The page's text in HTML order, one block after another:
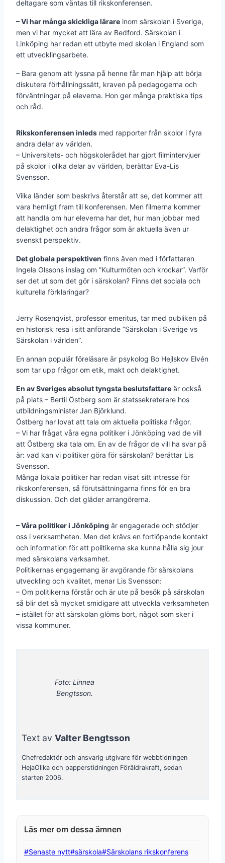
deltagare som väntas till rikskonferensen.
– Vi har många skickliga lärare inom särskolan i Sverige,
men vi har mycket att lära av Bedford. Särskolan i
Linköping har redan ett utbyte med skolan i England som
ett utvecklingsarbete.
– Bara genom att lyssna på henne får man hjälp att börja
diskutera förhållningssätt, kraven på pedagogerna och
förväntningar på eleverna. Hon ger många praktiska tips
och råd.
Rikskonferensen inleds med rapporter från skolor i fyra
andra delar av världen.
– Universitets- och högskolerådet har gjort filmintervjuer
på skolor i olika delar av världen, berättar Eva-Lis
Svensson.
Vilka länder som beskrivs återstår att se, det kommer att
vara hemligt fram till konferensen. Men filmerna kommer
att handla om hur eleverna har det, hur man jobbar med
delaktighet och andra frågor som är aktuella även ur
svenskt perspektiv.
Det globala perspektiven finns även med i författaren
Ingela Olssons inslag om ”Kulturmöten och krockar”. Varför
ser det ut som det gör i särskolan? Finns det sociala och
kulturella förklaringar?
Jerry Rosenqvist, professor emeritus, tar med publiken på
en historisk resa i sitt anförande ”Särskolan i Sverige vs
Särskolan i världen”.
En annan populär föreläsare är psykolog Bo Hejlskov Elvén
som tar upp frågor om etik, makt och delaktighet.
En av Sveriges absolut tyngsta beslutsfattare är också
på plats – Bertil Östberg som är statssekreterare hos
utbildningsminister Jan Björklund.
Östberg har lovat att tala om aktuella politiska frågor.
– Vi har frågat våra egna politiker i Jönköping vad de vill
att Östberg ska tala om. En av de frågor de vill ha svar på
är: vad kan vi politiker göra för särskolan? berättar Lis
Svensson.
Många lokala politiker har redan visat sitt intresse för
rikskonferensen, så förutsättningarna finns för en bra
diskussion. Och det gläder arrangörerna.
– Våra politiker i Jönköping är engagerade och stödjer
oss i verksamheten. Men det krävs en fortlöpande kontakt
och information för att politikerna ska kunna hålla sig jour
med särskolans verksamhet.
Politikernas engagemang är avgörande för särskolans
utveckling och kvalitet, menar Lis Svensson:
– Om politikerna förstår och är ute på besök på särskolan
så blir det så mycket smidigare att utveckla verksamheten
– istället för att särskolan glöms bort, något som sker i
vissa kommuner.
Foto: Linnea
Bengtsson.
Text av Valter Bengtsson
Chefredaktör och ansvarig utgivare för webbtidningen
HejaOlika och papperstidningen Föräldrakraft, sedan
starten 2006.
Post
#Senaste nytt#särskola#Särskolans rikskonferens